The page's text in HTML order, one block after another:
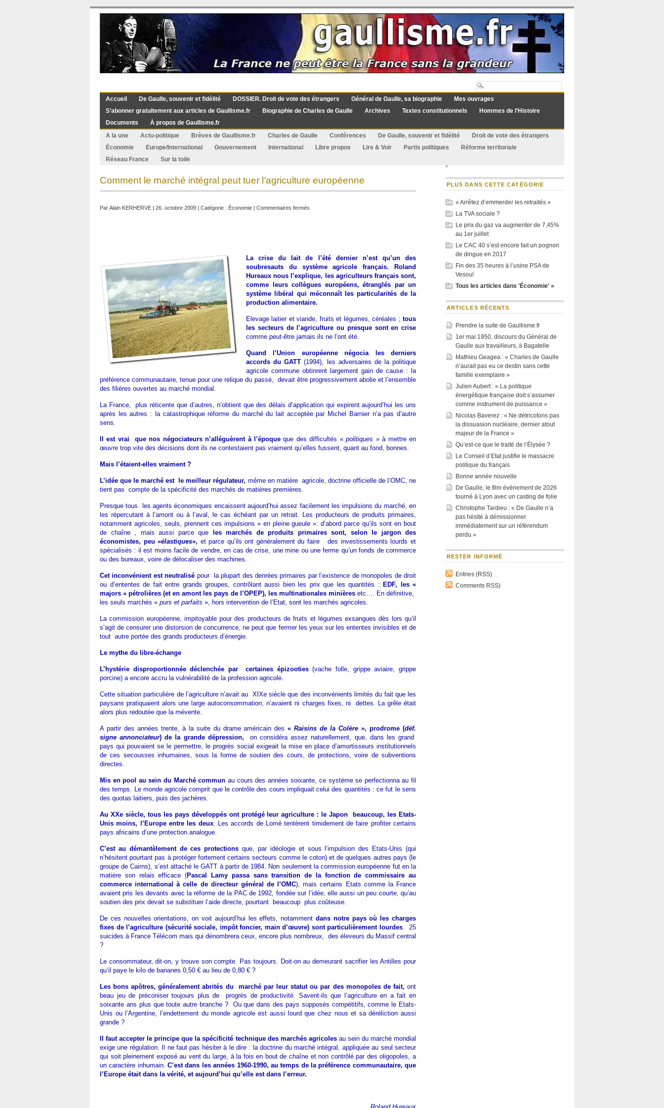
Accueil De Gaulle, souvenir et fidélité DOSSIER. Droit de vote des étrangers Général de Gaulle, sa biographie
Mes ouvrages
S’abonner gratuitement aux articles de Gaullisme.fr
Biographie de Charles de Gaulle Archives Textes constitutionnels
Hommes de l’Histoire
Documents
À propos de Gaullisme.fr
A la une
Actu-politique Brèves de Gaullisme.fr Charles de Gaulle Conférences De Gaulle, souvenir et fidélité
Droit de vote des étrangers
Économie
Europe/International Gouvernement International Libre propos Lire & Voir Partis politiques
Réforme territoriale
Réseau France
Sur la toile
Comment le marché intégral peut tuer l’agriculture européenne
ParAlain KERHERVE | 26. octobre 2009 | Catégorie : Économie | Commentaires fermés
tuer
l’agriculture
européenne
La crise du lait de l’été dernier n’est qu’un des
soubresauts du système agricole français. Roland
Hureaux nous l’explique, les agriculteurs français sont,
comme leurs collègues européens, étranglés par un
système libéral qui méconnaît les particularités de la
production alimentaire.
Elevage laitier et viande, fruits et légumes, céréales ; tous
les secteurs de l’agriculture ou presque sont en crise
comme peut-être jamais ils ne l’ont été.
Quand l’Union européenne négocia les derniers
accords du GATT(1994), les adversaires de la politique
agricole commune obtinrent largement gain de cause : la
préférence communautaire, tenue pour une relique du passé, devait être progressivement abolie et l’ensemble
des filières ouvertes au marché mondial.
La France, plus réticente que d’autres, n’obtient que des délais d’application qui expirent aujourd’hui les uns
après les autres : la catastrophique réforme du marché du lait acceptée par Michel Barnier n’a pas d’autre
sens.
Il est vrai que nos négociateurs n’alléguèrent à l’époque que des difficultés «politiques » à mettre en
œuvre trop vite des décisions dont ils ne contestaient pas vraiment qu’elles fussent, quant au fond, bonnes.
Mais l’étaient-elles vraiment ?
L’idée que le marché est le meilleur régulateur, même en matière agricole, doctrine officielle de l’OMC, ne
tient pas compte de la spécificité des marchés de matières premières.
Presque tous les agents économiques encaissent aujourd’hui assez facilement les impulsions du marché, en
les répercutant à l’amont ou à l’aval, le cas échéant par un retrait. Les producteurs de produits primaires,
notamment agricoles, seuls, prennent ces impulsions « en pleine gueule »: d’abord parce qu’ils sont en bout
de chaîne , mais aussi parce que
les marchés de produits primaires sont, selon le jargon des
économistes, peu «élastiques», et parce qu’ils ont généralement du faire des investissements lourds et
spécialisés : il est moins facile de vendre, en cas de crise, une mine ou une ferme qu’un fonds de commerce
ou des bureaux, voire de délocaliser des machines.
Cet inconvénient est neutralisé pour la plupart des denrées primaires par l’existence de monopoles de droit
ou d’ententes de fait entre grands groupes, contrôlant aussi bien les prix que les quantités : EDF, les «
majors » pétrolières (et en amont les pays de l’OPEP), les multinationales minières etc…. En définitive,
les seuls marchés « purs et parfaits », hors intervention de l’Etat, sont les marchés agricoles.
La commission européenne, impitoyable pour des producteurs de fruits et légumes exsangues dès lors qu’il
s’agit de censurer une distorsion de concurrence, ne peut que fermer les yeux sur les ententes invisibles et de
tout autre portée des grands producteurs d’énergie.
Le mythe du libre-échange
L’hystérie disproportionnée déclenchée par certaines épizooties(vache folle, grippe aviaire, grippe
porcine) a encore accru la vulnérabilité de la profession agricole.
Cette situation particulière de l’agriculture n’avait au XIXe siècle que des inconvénients limités du fait que les
paysans pratiquaient alors une large autoconsommation, n’avaient ni charges fixes, ni dettes. La grêle était
alors plus redoutée que la mévente.
A partir des années trente, à la suite du drame américain des«Raisins de la Colère», prodrome (déf.
signe annonciateur) de la grande dépression, on considéra assez naturellement, que, dans les grand
pays qui pouvaient se le permettre, le progrès social exigeait la mise en place d’amortisseurs institutionnels
de ces secousses inhumaines, sous la forme de soutien des cours, de protections, voire de subventions
directes.
Mis en pool au sein du Marché commun au cours des années soixante, ce système se perfectionna au fil
des temps. Le monde agricole comprit que le contrôle des cours impliquait celui des quantités : ce fut le sens
des quotas laitiers, puis des jachères.
Au XXe siècle, tous les pays développés ont protégé leur agriculture : le Japon beaucoup, les Etats-
Unis moins, l’Europe entre les deux. Les accords de Lomé tentèrent timidement de faire profiter certains
pays africains d’une protection analogue.
C’est au démantèlement de ces protectionsque, par idéologie et sous l’impulsion des Etats-Unis (qui
n’hésitent pourtant pas à protéger fortement certains secteurs comme le coton) et de quelques autres pays (le
groupe de Cairns), s’est attaché le GATT à partir de 1984. Non seulement la commission européenne fut en la
matière son relais efficace (Pascal Lamypassa sans transition de la fonction de commissaire au
commerce international à celle de directeur général de l’OMC), mais certains Etats comme la France
avaient pris les devants avec la réforme de la PAC de 1992, fondée sur l’idée, elle aussi un peu courte, qu’au
soutien des prix devait se substituer l’aide directe, pourtant beaucoup plus coûteuse.
De ces nouvelles orientations, on voit aujourd’hui les effets, notamment dans notre pays où les charges
fixes de l’agriculture (sécurité sociale, impôt foncier, main d’œuvre) sont particulièrement lourdes. 25
suicides à France Télécom mais qui dénombrera ceux, encore plus nombreux, des éleveurs du Massif central
?
Le consommateur, dit-on, y trouve son compte. Pas toujours. Doit-on au demeurant sacrifier les Antilles pour
qu’il paye le kilo de bananes 0,50 € au lieu de 0,80 € ?
Les bons apôtres, généralement abrités du marché par leur statut ou par des monopoles de fait, ont
beau jeu de préconiser toujours plus de progrès de productivité. Savent-ils que l’agriculture en a fait en
soixante ans plus que toute autre branche ? Ou que dans des pays supposés compétitifs, comme le Etats-
Unis ou l’Argentine, l’endettement du monde agricole est aussi lourd que chez nous et sa déréliction aussi
grande ?
Il faut accepter le principe que la spécificité technique des marchés agricolesau sein du marché mondial
exige une régulation. Il ne faut pas hésiter à le dire : la doctrine du marché intégral, appliquée au seul secteur
qui soit pleinement exposé au vent du large, à la fois en bout de chaîne et non contrôlé par des oligopoles, a
un caractère inhumain.C’est dans les années 1960-1990, au temps de la préférence communautaire, que
l’Europe était dans la vérité, et aujourd’hui qu’elle est dans l’erreur.
PLUS DANS CETTE CATÉGORIE
« Arrêtez d’emmerder les retraités »
La TVA sociale ?
Le prix du gaz va augmenter de 7,45%
au 1er juillet
Le CAC 40 s’est encore fait un pognon
de dingue en 2017
Fin des 35 heures à l’usine PSA de
Vesoul
Tous les articles dans 'Économie' »
ARTICLES RÉCENTS
Prendre la suite de Gaullisme.fr
1er mai 1950, discours du Général de
Gaulle aux travailleurs, à Bagatelle
Mathieu Geagea : « Charles de Gaulle
n’aurait pas eu ce destin sans cette
famille exemplaire »
Julien Aubert : « La politique
énergétique française doit s’assumer
comme instrument de puissance »
Nicolas Baverez : « Ne détricotons pas
la dissuasion nucléaire, dernier atout
majeur de la France »
Qu’est-ce que le traité de l’Élysée ?
Le Conseil d’Etat justifie le massacre
politique du français
Bonne année nouvelle
De Gaulle, le film événement de 2026
tourné à Lyon avec un casting de folie
Christophe Tardieu : « De Gaulle n’a
pas hésité à démissionner
immédiatement sur un référendum
perdu »
RESTER INFORMÉ
Entries (RSS)
Comments RSS)